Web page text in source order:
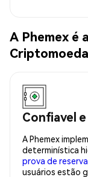
A Phemex é
Confiavel
A Phemex
determinística
prova de
usuários estão